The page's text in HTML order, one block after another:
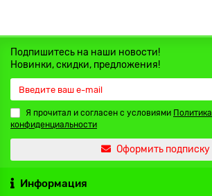
Подпишитесь на наши новости!
Новинки, скидки, предложения!
Я прочитал и согласен с условиями Политика
конфиденциальности
Оформить подписку
Информация